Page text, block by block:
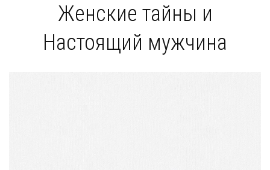
Женские тайны и
Настоящий мужчина